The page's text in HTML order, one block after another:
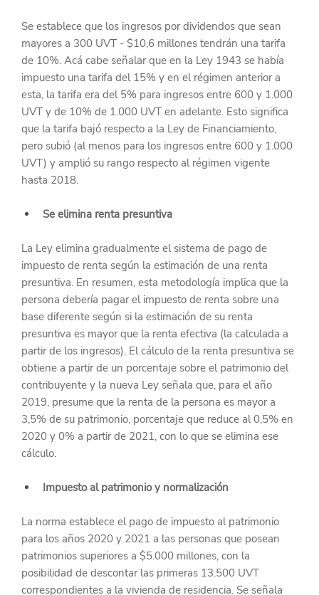
Se establece que los ingresos por dividendos que sean
mayores a 300 UVT - $10,6 millones tendrán una tarifa
de 10%. Acá cabe señalar que en la Ley 1943 se había
impuesto una tarifa del 15% y en el régimen anterior a
esta, la tarifa era del 5% para ingresos entre 600 y 1.000
UVT y de 10% de 1.000 UVT en adelante. Esto significa
que la tarifa bajó respecto a la Ley de Financiamiento,
pero subió (al menos para los ingresos entre 600 y 1.000
UVT) y amplió su rango respecto al régimen vigente
hasta 2018.
Se elimina renta presuntiva
La Ley elimina gradualmente el sistema de pago de
impuesto de renta según la estimación de una renta
presuntiva. En resumen, esta metodología implica que la
persona debería pagar el impuesto de renta sobre una
base diferente según si la estimación de su renta
presuntiva es mayor que la renta efectiva (la calculada a
partir de los ingresos). El cálculo de la renta presuntiva se
obtiene a partir de un porcentaje sobre el patrimonio del
contribuyente y la nueva Ley señala que, para el año
2019, presume que la renta de la persona es mayor a
3,5% de su patrimonio, porcentaje que reduce al 0,5% en
2020 y 0% a partir de 2021, con lo que se elimina ese
cálculo.
Impuesto al patrimonio y normalización
La norma establece el pago de impuesto al patrimonio
para los años 2020 y 2021 a las personas que posean
patrimonios superiores a $5.000 millones, con la
posibilidad de descontar las primeras 13.500 UVT
correspondientes a la vivienda de residencia. Se señala